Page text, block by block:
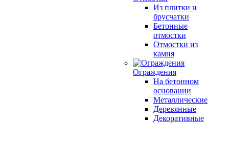
Из плитки и
брусчатки
Бетонные
отмостки
Отмостки из
камня
Ограждения
На бетонном
основании
Металлические
Деревянные
Декоративные